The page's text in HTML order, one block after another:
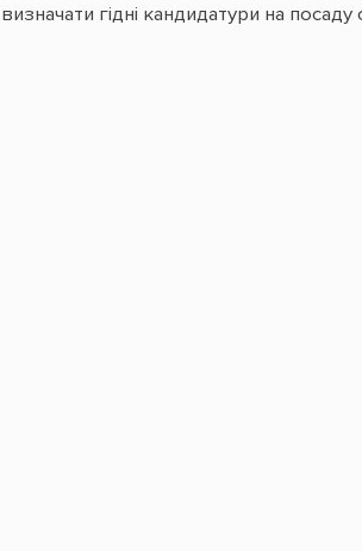
визначати гідні кандидатури на посаду